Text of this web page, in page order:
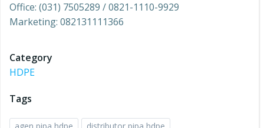
Office: (031) 7505289 / 0821-1110-9929
Marketing: 082131111366
Category
HDPE
Tags